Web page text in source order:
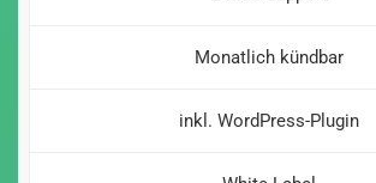
Monatlich kündbar
inkl. WordPress-Plugin